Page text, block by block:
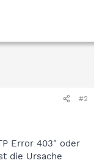
#2
Error 403" oder
die Ursache